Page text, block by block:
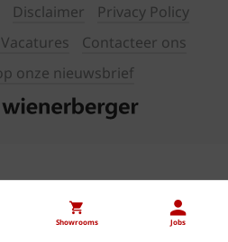
Showrooms Jobs
Disclaimer
Privacy Policy
Contacteer ons
onze nieuwsbrief